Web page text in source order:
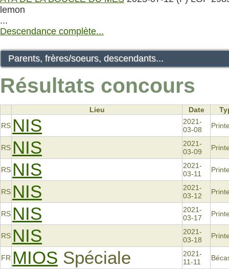
lemon
...
Descendance complète...
Parents, frères/soeurs, descendants...
Résultats concours
Lieu Date
RS NIS
2021-
03-08
RS NIS
2021-
03-09
RS NIS
2021-
03-11
RS NIS
2021-
03-12
RS NIS
2021-
03-17
RS NIS
2021-
03-18
FR MIOS Spéciale
2021-
11-11